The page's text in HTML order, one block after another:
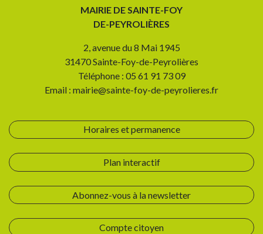
MAIRIE DE SAINTE-FOY
DE-PEYROLIÈRES
2, avenue du 8 Mai 1945
31470 Sainte-Foy-de-Peyrolières
Téléphone : 05 61 91 73 09
Email : mairie@sainte-foy-de-peyrolieres.fr
Horaires et permanence
Plan interactif
Abonnez-vous à la newsletter
Compte citoyen